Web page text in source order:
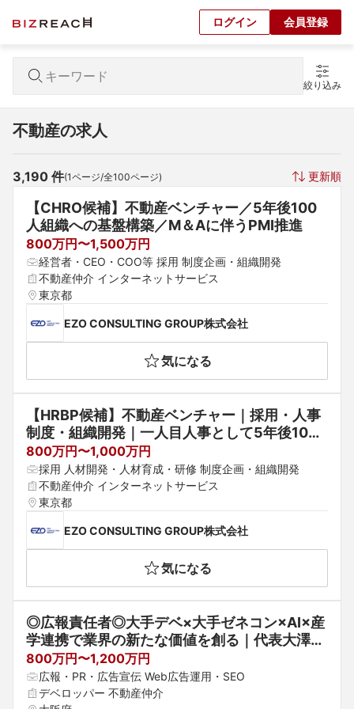
ログイン 会員登録
絞り込み
不動産の求人
3,190 件(1ページ/全100ページ) 更新順
【CHRO候補】不動産ベンチャー／5年後100
人組織への基盤構築／M＆Aに伴うPMI推進
800万円〜1,500万円
経営者・CEO・COO等 採用 制度企画・組織開発
不動産仲介 インターネットサービス
東京都
EZO CONSULTING GROUP株式会社
気になる
【HRBP候補】不動産ベンチャー｜採用・人事
制度・組織開発｜一人目人事として5年後100
人組織への基盤構築
800万円〜1,000万円
採用 人材開発・人材育成・研修 制度企画・組織開発
不動産仲介 インターネットサービス
東京都
EZO CONSULTING GROUP株式会社
気になる
◎広報責任者◎大手デベ×大手ゼネコン×AI×産
学連携で業界の新たな価値を創る｜代表大澤の
ブランディングも仕掛ける広報責任者
800万円〜1,200万円
広報・PR・広告宣伝 Web広告運用・SEO
デベロッパー 不動産仲介